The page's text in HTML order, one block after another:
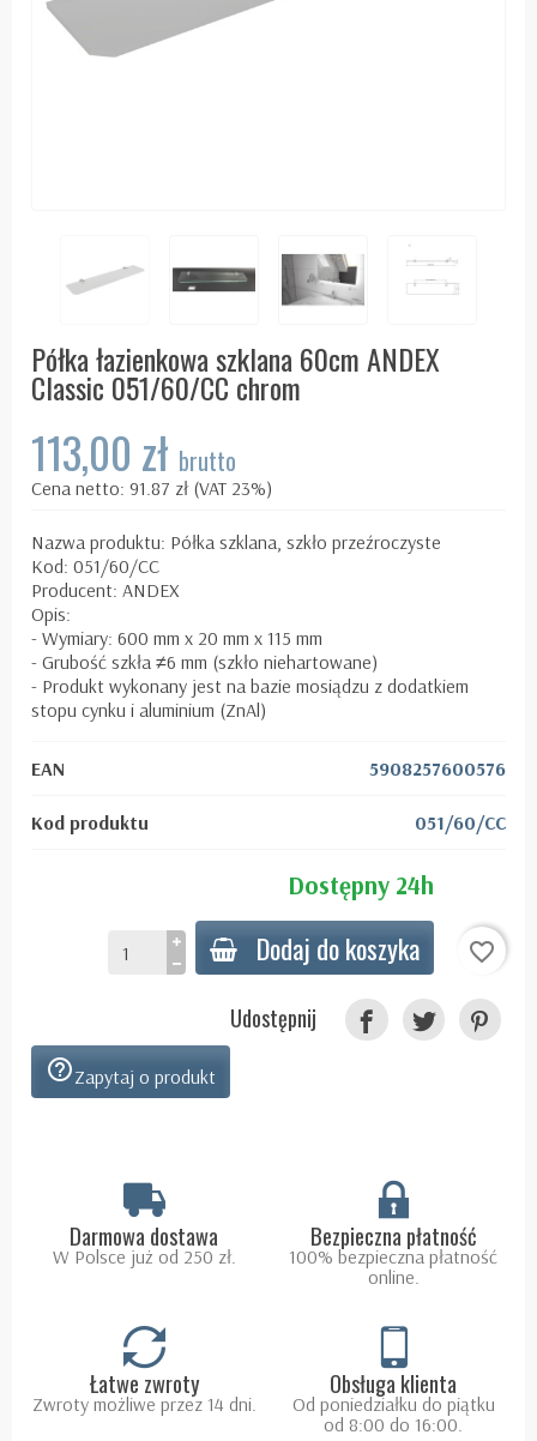
Półka łazienkowa szklana 60cm ANDEX
Classic 051/60/CC chrom
113,00 zł brutto
Cena netto: 91.87 zł (VAT 23%)
Nazwa produktu: Półka szklana, szkło przeźroczyste
Kod: 051/60/CC
Producent: ANDEX
Opis:
- Wymiary: 600 mm x 20 mm x 115 mm
- Grubość szkła ≠6 mm (szkło niehartowane)
- Produkt wykonany jest na bazie mosiądzu z dodatkiem
stopu cynku i aluminium (ZnAl)
EAN 5908257600576
Kod produktu 051/60/CC
Dostępny 24h
Dodaj do koszyka favorite_border
Udostępnij
help_outlineZapytaj o produkt
Darmowa dostawa
W Polsce już od 250 zł.
Bezpieczna płatność
100% bezpieczna płatność
online.
Łatwe zwroty
Zwroty możliwe przez 14 dni.
Obsługa klienta
Od poniedziałku do piątku
od 8:00 do 16:00.